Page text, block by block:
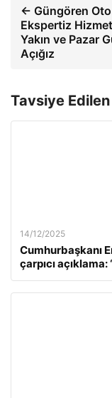
← Güngören Oto
Ekspertiz
Yakın ve Pazar
Açığız
Tavsiye
14/12/2025
Cumhurbaşkanı
çarpıcı açıklama: